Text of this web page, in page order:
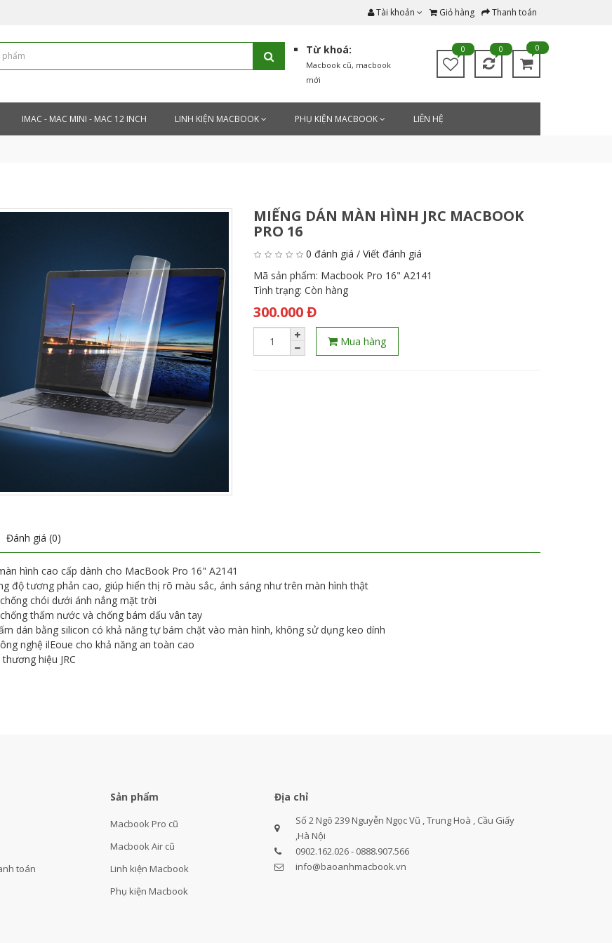
Tài khoản Giỏ hàng Thanh toán
Từ khoá:
Macbook cũ, macbook
mới
0 0 0
IMAC - MAC MINI - MAC 12 INCH LINH KIỆN MACBOOK PHỤ KIỆN MACBOOK LIÊN HỆ
MIẾNG DÁN MÀN HÌNH JRC MACBOOK
PRO 16
0 đánh giá /Viết đánh giá
Mã sản phẩm: Macbook Pro 16" A2141
Tình trạng:Còn hàng
300.000 Đ
Mua hàng
Đánh giá (0)
hình cao cấp dành cho MacBook Pro 16" A2141
độ tương phản cao, giúp hiển thị rõ màu sắc, ánh sáng như trên màn hình thật
chói dưới ánh nắng mặt trời
thấm nước và chống bám dấu vân tay
dán bằng silicon có khả năng tự bám chặt vào màn hình, không sử dụng keo dính
nghệ ilEoue cho khả năng an toàn cao
hiệu JRC
toán
Sản phẩm
Macbook Pro cũ
Macbook Air cũ
Linh kiện Macbook
Phụ kiện Macbook
Địa chỉ
Số 2 Ngõ 239 Nguyễn Ngọc Vũ , Trung Hoà , Cầu Giấy
,Hà Nội
0902.162.026 - 0888.907.566
info@baoanhmacbook.vn